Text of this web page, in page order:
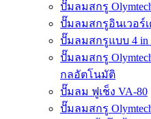
ปั๊มลมสกรู
ปั๊มลมสกรูอินเวอร์เ
ปั๊มลมสกรูแบบ 4 in
ปั๊มลมสกรู
กลอัตโนมัติ
ปั๊มลม ฟูเช็ง VA-80
ปั๊มลมสกรู